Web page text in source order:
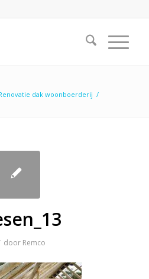
dak woonboerderij /
door Remco